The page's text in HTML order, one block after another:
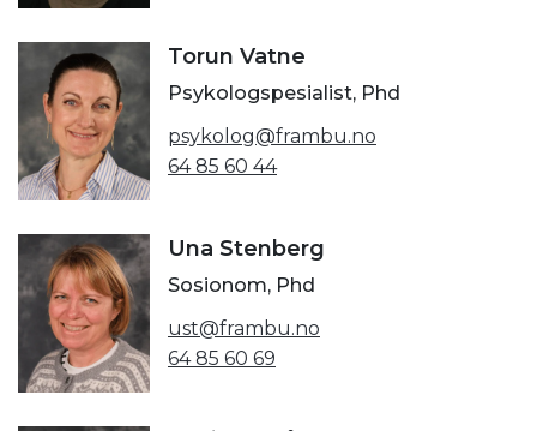
Torun Vatne
Psykologspesialist, Phd
psykolog@frambu.no
64 85 60 44
Una Stenberg
Sosionom, Phd
ust@frambu.no
64 85 60 69